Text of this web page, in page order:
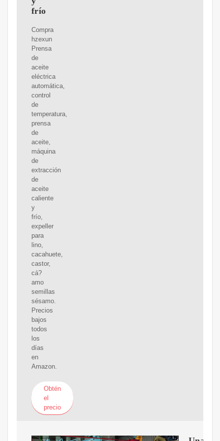
frío
Compra
hzexun
Prensa
de
aceite
eléctrica
automática,
control
de
temperatura,
prensa
de
aceite,
máquina
de
extracción
de
aceite
caliente
y
frío,
expeller
para
lino,
cacahuete,
castor,
cá?
amo
semillas
sésamo.
Precios
bajos
todos
los
días
en
Amazon.
Obtén
el
precio